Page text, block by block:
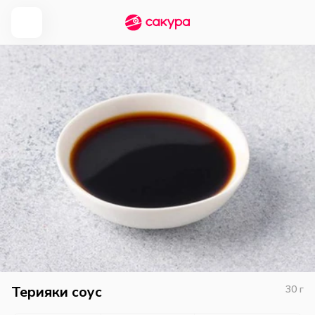
Терияки соус 30 г